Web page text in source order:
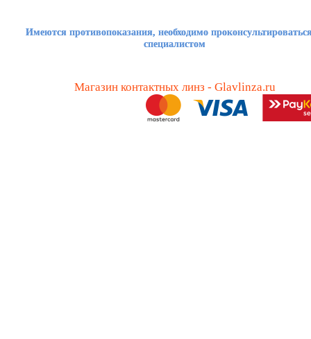
Имеются противопоказания, необходимо
специалистом
Магазин контактных линз - Glavlinza.ru